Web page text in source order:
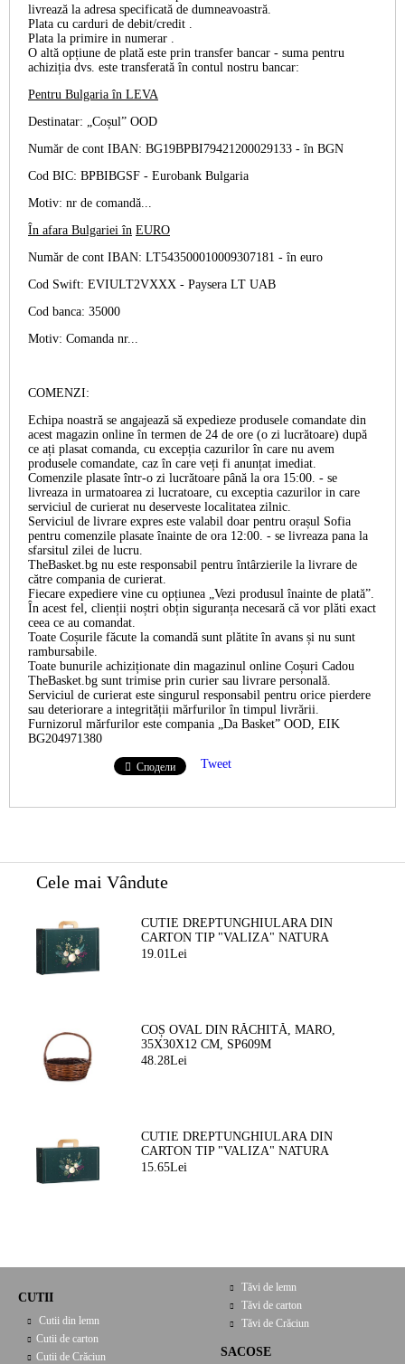
livrează la adresa specificată de dumneavoastră.
Plata cu carduri de debit/credit
Plata la primire in numerar
O altă opțiune de plată este prin transfer bancar - suma pentru
achiziția dvs. este transferată în contul nostru bancar:
Pentru Bulgaria în LEVA
Destinatar: „Coșul” OOD
Număr de cont IBAN: BG19BPBI79421200029133 -în BGN
Cod BIC: BPBIBGSF - Eurobank Bulgaria
Motiv: nr de comandă...
În afara Bulgariei în EURO
Număr de cont IBAN: LT543500010009307181 -în euro
Cod Swift: EVIULT2VXXX - Paysera LT UAB
Cod banca: 35000
Motiv: Comanda nr...
COMENZI:
Echipa noastră se angajează să expedieze produsele comandate din
acest magazin online în termen de 24 de ore (o zi lucrătoare) după
ce ați plasat comanda, cu excepția cazurilor în care nu avem
produsele comandate, caz în care veți fi anunțat imediat.
Comenzile plasate într-o zi lucrătoare până la ora 15:00. - se
livreaza in urmatoarea zi lucratoare, cu exceptia cazurilor in care
serviciul de curierat nu deserveste localitatea zilnic.
Serviciul de livrare expres este valabil doar pentru orașul Sofia
pentru comenzile plasate înainte de ora 12:00. - se livreaza pana la
sfarsitul zilei de lucru.
TheBasket.bg nu este responsabil pentru întârzierile la livrare de
către compania de curierat.
Fiecare expediere vine cu opțiunea „Vezi produsul înainte de plată”.
În acest fel, clienții noștri obțin siguranța necesară că vor plăti exact
ceea ce au comandat.
Toate Coșurile făcute la comandă sunt plătite în avans și nu sunt
rambursabile.
Toate bunurile achiziționate din magazinul online Coșuri Cadou
TheBasket.bg sunt trimise prin curier sau livrare personală.
Serviciul de curierat este singurul responsabil pentru orice pierdere
sau deteriorare a integrității mărfurilor în timpul livrării.
Furnizorul mărfurilor este compania „Da Basket” OOD, EIK
BG204971380
Сподели Tweet
Cele mai Vândute
CUTIE DREPTUNGHIULARA DIN
CARTON TIP "VALIZA" NATURA
FERMECATA VERDE/AURIE, 34,2 X
19.01Lei
COȘ OVAL DIN RĂCHITĂ, MARO,
35X30X12 CM, SP609M
48.28Lei
CUTIE DREPTUNGHIULARA DIN
CARTON TIP "VALIZA" NATURA
FERMEATA VERDE/AURIE, 33,0 X 18,5
15.65Lei
CUTII
Cutii din lemn
Cutii de carton
Cutii de Crăciun
Tăvi de lemn
Tăvi de carton
Tăvi de Crăciun
SACOSE